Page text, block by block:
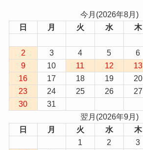
今月(2026年8月)
日
月 火 水 木
2
3 4 5 6
9
10 11 12 13
16
17 18 19 20
23
24 25 26 27
30
31
翌月(2026年9月)
日
月 火 水 木
1
2 3